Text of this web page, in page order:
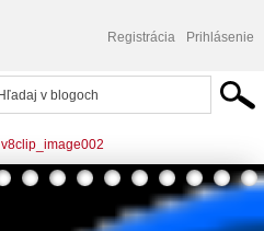
Registrácia Prihlásenie
v8clip_image002